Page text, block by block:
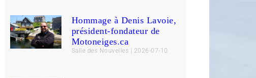
Hommage à Denis Lavoie,
président-fondateur de
Motoneiges.ca
Salle des Nouvelles 2026-07-10